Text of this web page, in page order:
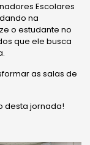
Escolares
na
o estudante no
que ele busca
as salas de
desta jornada!